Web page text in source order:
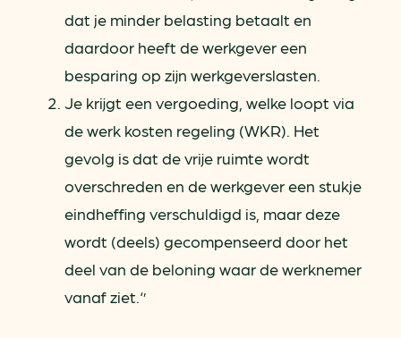
dat je minder belasting betaalt en
daardoor heeft de werkgever een
besparing op zijn werkgeverslasten.
Je krijgt een vergoeding, welke loopt via
de werk kosten regeling (WKR). Het
gevolg is dat de vrije ruimte wordt
overschreden en de werkgever een stukje
eindheffing verschuldigd is, maar deze
wordt (deels) gecompenseerd door het
deel van de beloning waar de werknemer
vanaf ziet.‘’